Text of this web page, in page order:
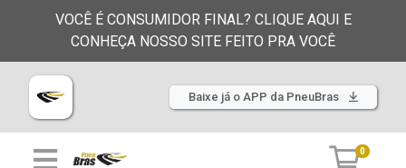
VOCÊ É CONSUMIDOR FINAL? CLIQUE AQUI E
CONHEÇA NOSSO SITE FEITO PRA VOCÊ
Baixe já o APP da PneuBras
0